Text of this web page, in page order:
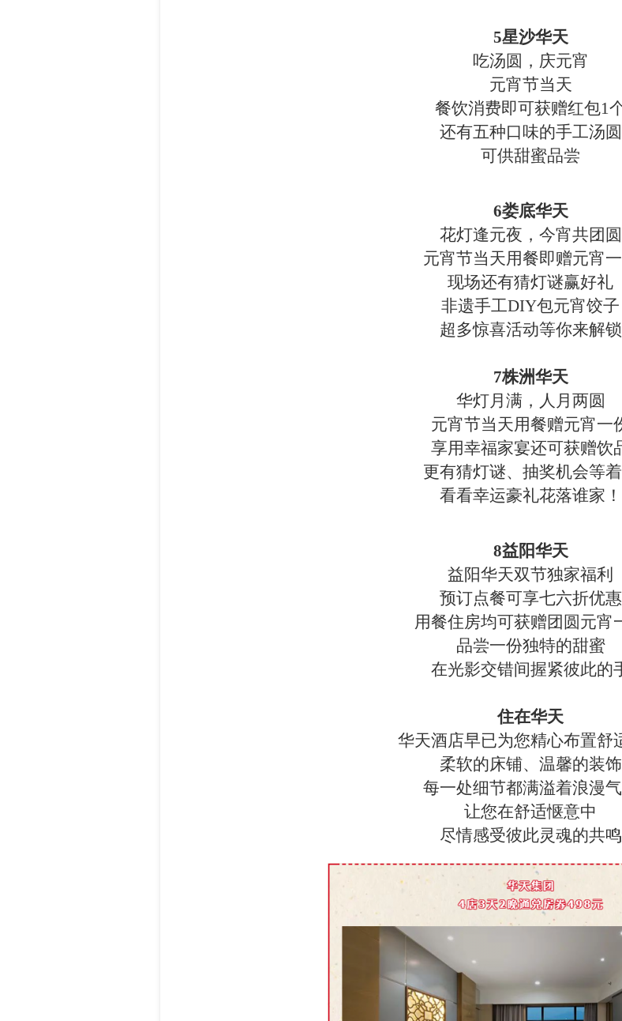
5星沙华天
吃汤圆，庆元宵
元宵节当天
餐饮消费即可获赠红包1
还有五种口味的手工汤圆
可供甜蜜品尝
6娄底华天
花灯逢元夜，今宵共团圆
元宵节当天用餐即赠元宵
现场还有猜灯谜赢好礼
非遗手工DIY包元宵饺子
超多惊喜活动等你来解锁
7株洲华天
华灯月满，人月两圆
元宵节当天用餐赠元宵一
享用幸福家宴还可获赠饮
更有猜灯谜、抽奖机会等
看看幸运豪礼花落谁家！
8益阳华天
益阳华天双节独家福利
预订点餐可享七六折优惠
用餐住房均可获赠团圆元宵
品尝一份独特的甜蜜
在光影交错间握紧彼此的
住在华天
华天酒店早已为您精心布置舒
柔软的床铺、温馨的装饰
每一处细节都满溢着浪漫
让您在舒适惬意中
尽情感受彼此灵魂的共鸣